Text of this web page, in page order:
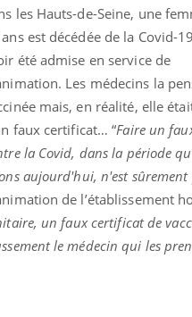
les Hauts-de-Seine, une
est décédée de la Covid-
été admise en service de
Les médecins la
mais, en réalité, elle
faux certificat… “Faire un
la Covid, dans la période
aujourd'hui, n'est
de l’établissement
un faux certificat de
le médecin qui les
Comment éviter une otite
pendant les vacances ?
Hantavirus : un cas
détecté chez un touriste
en France
Mortalité infantile : un
rapport s’interroge sur
son taux élevé en France